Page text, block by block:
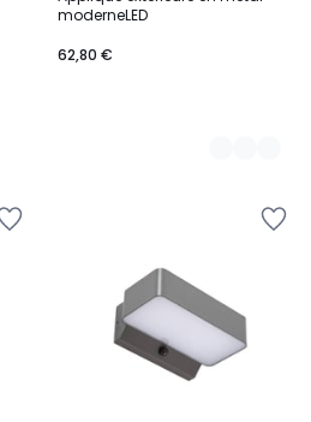
moderneLED
62,80 €